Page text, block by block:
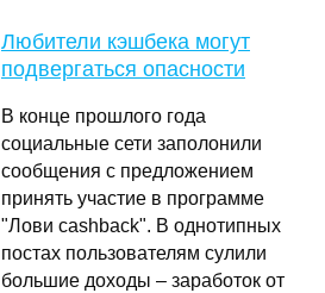
Любители кэшбека могут
подвергаться опасности
В конце прошлого года
социальные сети заполонили
сообщения с предложением
принять участие в программе
"Лови cashback". В однотипных
постах пользователям сулили
большие доходы – заработок от